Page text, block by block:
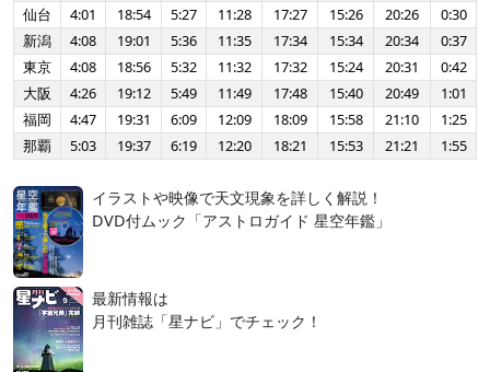
仙台
4:01 18:54 5:27 11:28 17:27 15:26 20:26
0:30
新潟
4:08 19:01 5:36 11:35 17:34 15:34 20:34
0:37
東京
4:08 18:56 5:32 11:32 17:32 15:24 20:31
0:42
大阪
4:26 19:12 5:49 11:49 17:48 15:40 20:49
1:01
福岡
4:47 19:31 6:09 12:09 18:09 15:58 21:10
1:25
那覇
5:03 19:37 6:19 12:20 18:21 15:53 21:21 1:55
イラストや映像で天文現象を詳しく解説！
DVD付ムック「アストロガイド 星空年鑑」
最新情報は
月刊雑誌「星ナビ」でチェック！